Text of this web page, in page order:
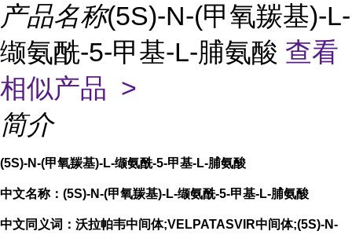
产品名称(5S)-N-(甲氧羰基)-L-
缬氨酰-5-甲基-L-脯氨酸 查看
相似产品 >
简介
(5S)-N-(甲氧羰基)-L-缬氨酰-5-甲基-L-脯氨酸
中文名称：(5S)-N-(甲氧羰基)-L-缬氨酰-5-甲基-L-脯氨酸
中文同义词：沃拉帕韦中间体;VELPATASVIR中间体;(5S)-N-